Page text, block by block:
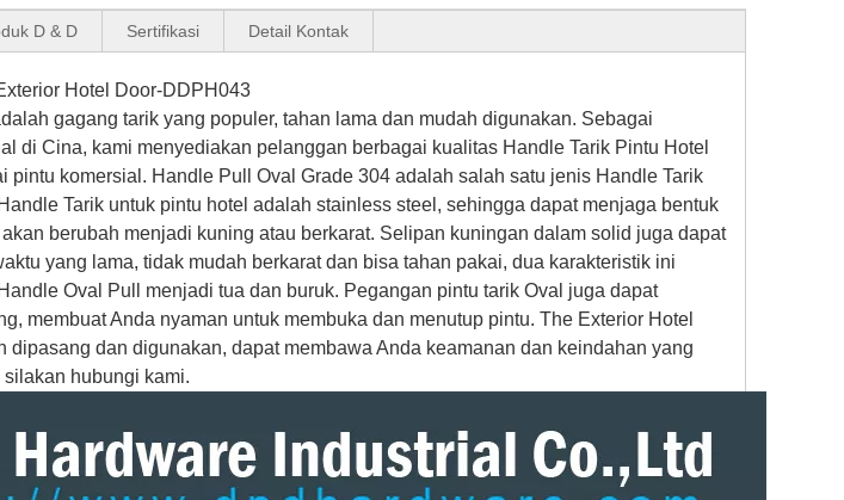
D & D Sertifikasi Detail Kontak
Hotel Door-DDPH043
gagang tarik yang populer, tahan lama dan mudah digunakan. Sebagai
di Cina, kami menyediakan pelanggan berbagai kualitas Handle Tarik Pintu Hotel
pintu komersial. Handle Pull Oval Grade 304 adalah salah satu jenis Handle Tarik
Tarik untuk pintu hotel adalah stainless steel, sehingga dapat menjaga bentuk
berubah menjadi kuning atau berkarat. Selipan kuningan dalam solid juga dapat
yang lama, tidak mudah berkarat dan bisa tahan pakai, dua karakteristik ini
Oval Pull menjadi tua dan buruk. Pegangan pintu tarik Oval juga dapat
membuat Anda nyaman untuk membuka dan menutup pintu. The Exterior Hotel
dipasang dan digunakan, dapat membawa Anda keamanan dan keindahan yang
hubungi kami.